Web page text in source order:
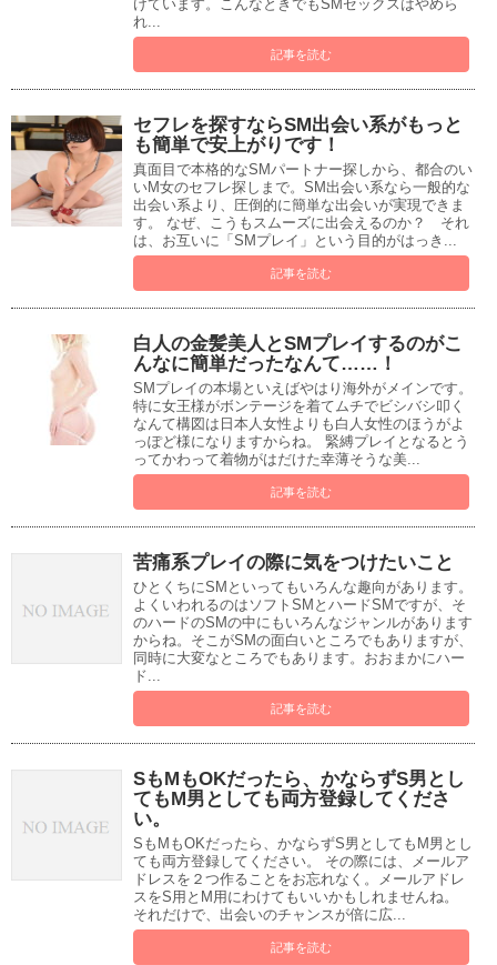
けています。こんなときでもSMセックスはやめら
れ...
記事を読む
セフレを探すならSM出会い系がもっと
も簡単で安上がりです！
真面目で本格的なSMパートナー探しから、都合のい
いM女のセフレ探しまで。SM出会い系なら一般的な
出会い系より、圧倒的に簡単な出会いが実現できま
す。 なぜ、こうもスムーズに出会えるのか？ それ
は、お互いに「SMプレイ」という目的がはっき...
記事を読む
白人の金髪美人とSMプレイするのがこ
んなに簡単だったなんて……！
SMプレイの本場といえばやはり海外がメインです。
特に女王様がボンテージを着てムチでビシバシ叩く
なんて構図は日本人女性よりも白人女性のほうがよ
っぽど様になりますからね。 緊縛プレイとなるとう
ってかわって着物がはだけた幸薄そうな美...
記事を読む
苦痛系プレイの際に気をつけたいこと
ひとくちにSMといってもいろんな趣向があります。
よくいわれるのはソフトSMとハードSMですが、そ
のハードのSMの中にもいろんなジャンルがあります
からね。そこがSMの面白いところでもありますが、
同時に大変なところでもあります。おおまかにハー
ド...
記事を読む
SもMもOKだったら、かならずS男とし
てもM男としても両方登録してくださ
い。
SもMもOKだったら、かならずS男としてもM男とし
ても両方登録してください。 その際には、メールア
ドレスを２つ作ることをお忘れなく。メールアドレ
スをS用とM用にわけてもいいかもしれませんね。
それだけで、出会いのチャンスが倍に広...
記事を読む